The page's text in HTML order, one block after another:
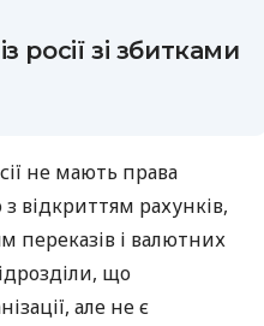
росії зі збитками
не мають права
відкриттям рахунків,
переказів і валютних
що
але не є